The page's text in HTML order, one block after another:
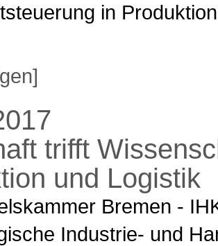
in
trifft
und Logistik
Bremen -
Industrie- und